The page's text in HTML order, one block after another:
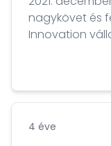
nagykövet és
Innovation
Gala 2021"
Lindemann
4 éve